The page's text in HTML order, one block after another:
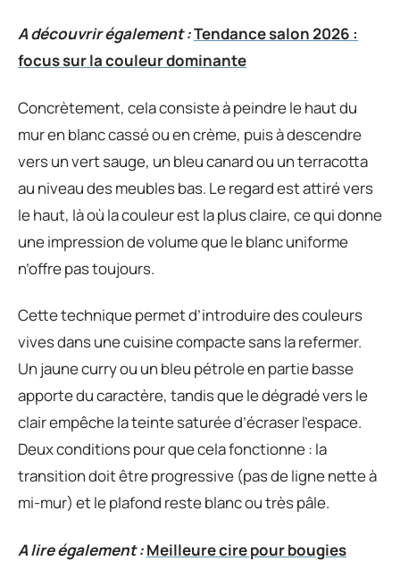
A découvrir également :Tendance salon 2026 :
focus sur la couleur dominante
Concrètement, cela consiste à peindre le haut du
mur en blanc cassé ou en crème, puis à descendre
vers un vert sauge, un bleu canard ou un terracotta
au niveau des meubles bas. Le regard est attiré vers
le haut, là où la couleur est la plus claire, ce qui donne
une impression de volume que le blanc uniforme
n’offre pas toujours.
Cette technique permet d’introduire des couleurs
vives dans une cuisine compacte sans la refermer.
Un jaune curry ou un bleu pétrole en partie basse
apporte du caractère, tandis que le dégradé vers le
clair empêche la teinte saturée d’écraser l’espace.
Deux conditions pour que cela fonctionne : la
transition doit être progressive (pas de ligne nette à
mi-mur) et le plafond reste blanc ou très pâle.
A lire également :Meilleure cire pour bougies